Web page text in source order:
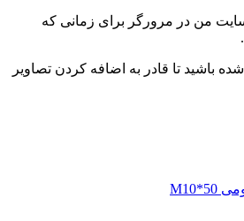
من در مرورگر برای زمانی که
باشید تا قادر به اضافه کردن تصاویر